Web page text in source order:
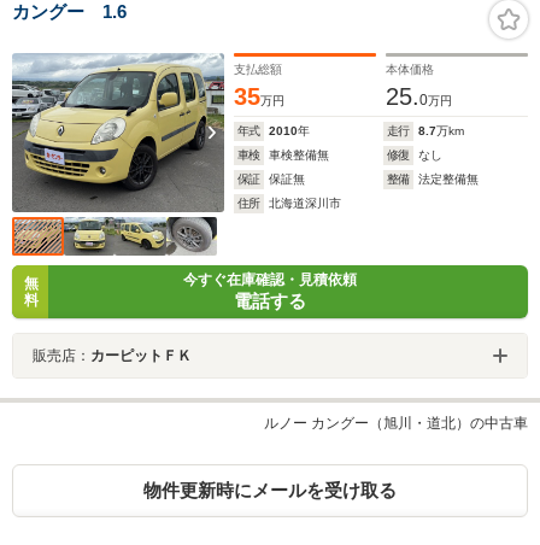
カングー 1.6
支払総額
35万円
本体価格
25.0万円
年式 2010年 走行 8.7万km
車検
車検整備無 修復
なし
保証
保証無 整備
法定整備無
住所
北海道深川市
無
料
今すぐ在庫確認・見積依頼
電話する
販売店： カーピットＦＫ
ルノー カングー（旭川・道北）の中古車
物件更新時にメールを受け取る